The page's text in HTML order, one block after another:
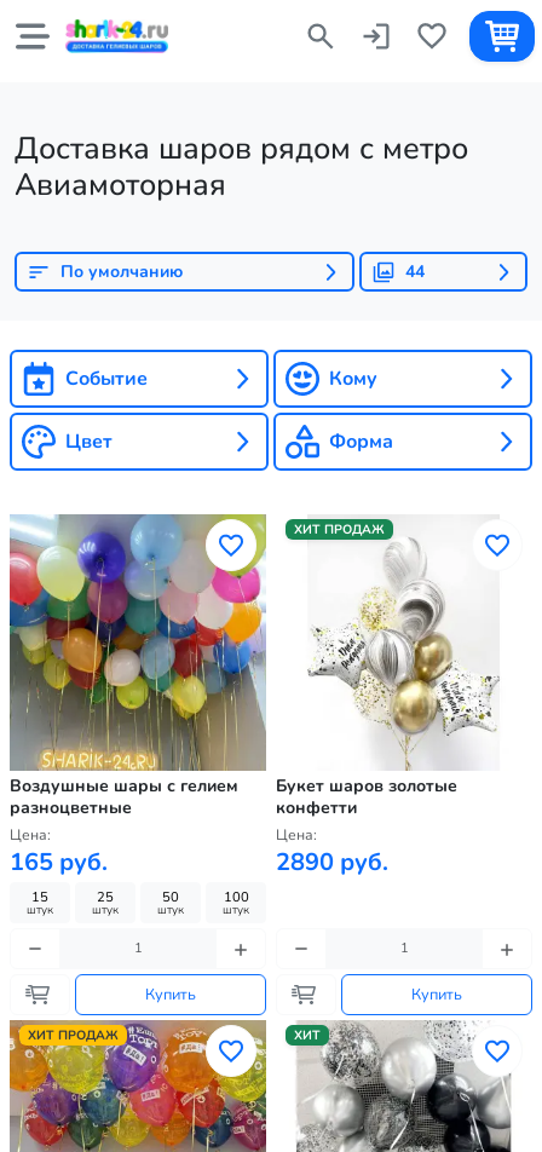
Доставка шаров рядом с метро
Авиамоторная
По умолчанию 44
Событие Кому
Цвет Форма
Воздушные шары с гелием
разноцветные
Цена:
165 руб.
15
штук
25
штук
50
штук
100
штук
Купить
ХИТ ПРОДАЖ
Букет шаров золотые
конфетти
Цена:
2890 руб.
Купить
ХИТ ПРОДАЖ ХИТ